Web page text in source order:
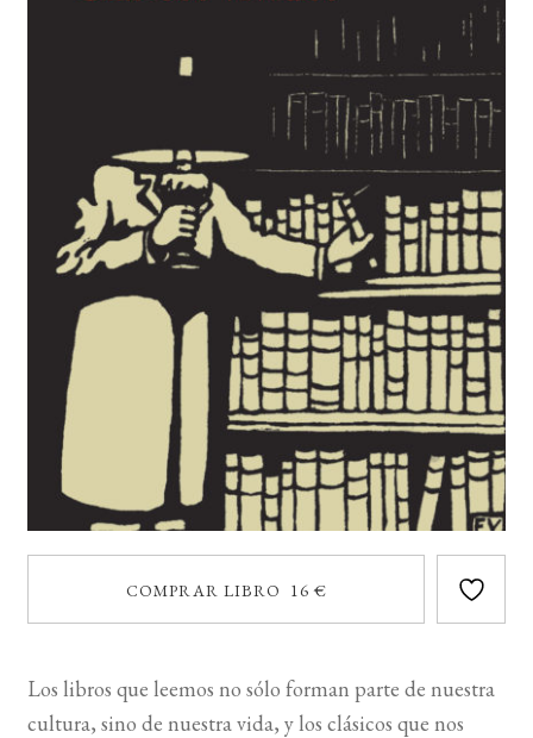
BUSCAR
LISTA DE LIBROS
COMPRAR LIBRO 16 €
Los libros que leemos no sólo forman parte de nuestra
cultura, sino de nuestra vida, y los clásicos que nos